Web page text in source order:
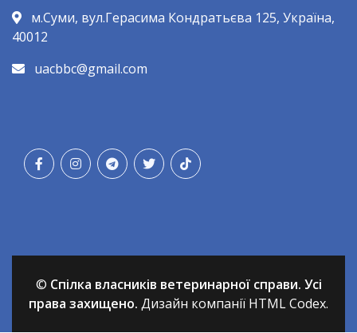
м.Суми, вул.Герасима Кондратьєва 125, Україна,
40012
uacbbc@gmail.com
© Спілка власників ветеринарної справи. Усі
права захищено. Дизайн компанії HTML Codex.